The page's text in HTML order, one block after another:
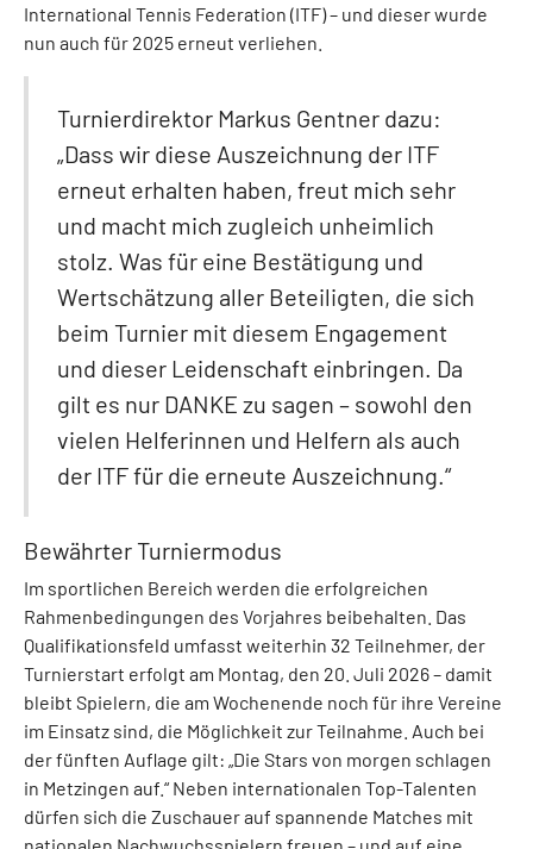
International Tennis Federation (ITF) – und dieser wurde
nun auch für 2025 erneut verliehen.
Turnierdirektor Markus Gentner dazu:
„Dass wir diese Auszeichnung der ITF
erneut erhalten haben, freut mich sehr
und macht mich zugleich unheimlich
stolz. Was für eine Bestätigung und
Wertschätzung aller Beteiligten, die sich
beim Turnier mit diesem Engagement
und dieser Leidenschaft einbringen. Da
gilt es nur DANKE zu sagen – sowohl den
vielen Helferinnen und Helfern als auch
der ITF für die erneute Auszeichnung.“
Bewährter Turniermodus
Im sportlichen Bereich werden die erfolgreichen
Rahmenbedingungen des Vorjahres beibehalten. Das
Qualifikationsfeld umfasst weiterhin 32 Teilnehmer, der
Turnierstart erfolgt am Montag, den 20. Juli 2026 – damit
bleibt Spielern, die am Wochenende noch für ihre Vereine
im Einsatz sind, die Möglichkeit zur Teilnahme. Auch bei
der fünften Auflage gilt: „Die Stars von morgen schlagen
in Metzingen auf.“ Neben internationalen Top-Talenten
dürfen sich die Zuschauer auf spannende Matches mit